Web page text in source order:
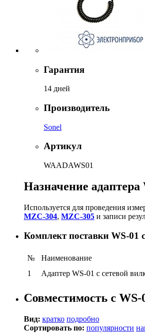
Гарантия
14 дней
Производитель
Sonel
Артикул
WAADAWS01
Назначение
Используется для проведения
MZC-304, MZC-305 и записи
Комплект поставки WS-
№ Наименование
1
Адаптер WS-01 с сетевой
Совместимость с
Вид: кратко подробно
Сортировать по: популярности